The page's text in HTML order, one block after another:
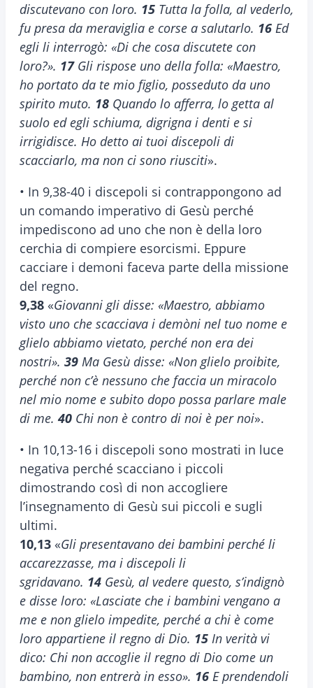
discutevano con loro. 15 Tutta la folla, al vederlo,
fu presa da meraviglia e corse a salutarlo. 16 Ed
egli li interrogò: «Di che cosa discutete con
loro?». 17Gli rispose uno della folla: «Maestro,
ho portato da te mio figlio, posseduto da uno
spirito muto. 18 Quando lo afferra, lo getta al
suolo ed egli schiuma, digrigna i denti e si
irrigidisce. Ho detto ai tuoi discepoli di
scacciarlo, ma non ci sono riusciti».
• In 9,38-40 i discepoli si contrappongono ad
un comando imperativo di Gesù perché
impediscono ad uno che non è della loro
cerchia di compiere esorcismi. Eppure
cacciare i demoni faceva parte della missione
del regno.
9,38 «Giovanni gli disse: «Maestro, abbiamo
visto uno che scacciava i demòni nel tuo nome e
glielo abbiamo vietato, perché non era dei
nostri». 39 Ma Gesù disse: «Non glielo proibite,
perché non c’è nessuno che faccia un miracolo
nel mio nome e subito dopo possa parlare male
di me. 40 Chi non è contro di noi è per noi».
• In 10,13-16 i discepoli sono mostrati in luce
negativa perché scacciano i piccoli
dimostrando così di non accogliere
l’insegnamento di Gesù sui piccoli e sugli
ultimi.
10,13 «Gli presentavano dei bambini perché li
accarezzasse, ma i discepoli li
sgridavano. 14 Gesù, al vedere questo, s’indignò
e disse loro: «Lasciate che i bambini vengano a
me e non glielo impedite, perché a chi è come
loro appartiene il regno di Dio. 15 In verità vi
dico: Chi non accoglie il regno di Dio come un
bambino, non entrerà in esso». 16 E prendendoli